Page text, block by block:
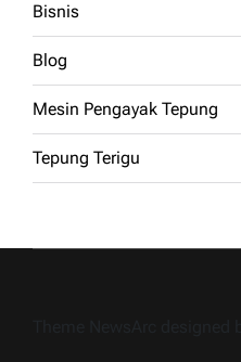
Bisnis
Blog
Mesin Pengayak Tepung
Tepung Terigu